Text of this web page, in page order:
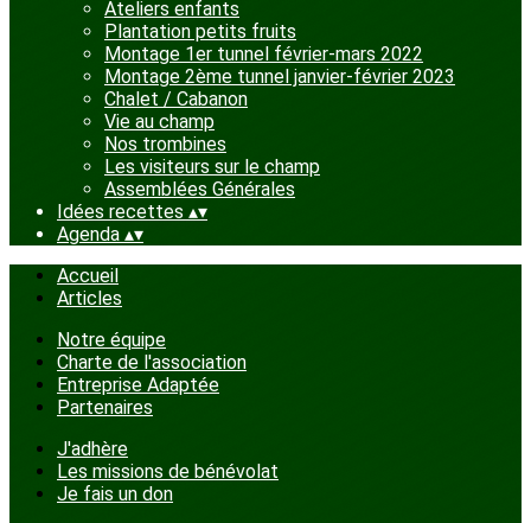
Ateliers enfants
Plantation petits fruits
Montage 1er tunnel février-mars 2022
Montage 2ème tunnel janvier-février 2023
Chalet / Cabanon
Vie au champ
Nos trombines
Les visiteurs sur le champ
Assemblées Générales
Idées recettes ▴▾
Agenda ▴▾
Accueil
Articles
Notre équipe
Charte de l'association
Entreprise Adaptée
Partenaires
J'adhère
Les missions de bénévolat
Je fais un don